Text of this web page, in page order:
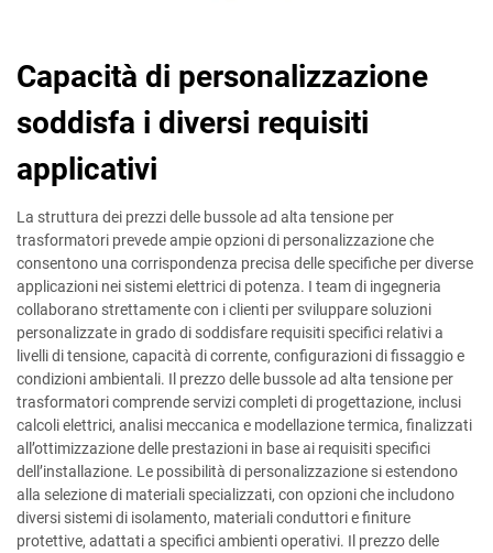
Capacità di personalizzazione
soddisfa i diversi requisiti
applicativi
La struttura dei prezzi delle bussole ad alta tensione per
trasformatori prevede ampie opzioni di personalizzazione che
consentono una corrispondenza precisa delle specifiche per diverse
applicazioni nei sistemi elettrici di potenza. I team di ingegneria
collaborano strettamente con i clienti per sviluppare soluzioni
personalizzate in grado di soddisfare requisiti specifici relativi a
livelli di tensione, capacità di corrente, configurazioni di fissaggio e
condizioni ambientali. Il prezzo delle bussole ad alta tensione per
trasformatori comprende servizi completi di progettazione, inclusi
calcoli elettrici, analisi meccanica e modellazione termica, finalizzati
all’ottimizzazione delle prestazioni in base ai requisiti specifici
dell’installazione. Le possibilità di personalizzazione si estendono
alla selezione di materiali specializzati, con opzioni che includono
diversi sistemi di isolamento, materiali conduttori e finiture
protettive, adattati a specifici ambienti operativi. Il prezzo delle